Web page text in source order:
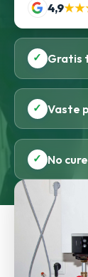
4,9
✓ Gratis
✓ Vaste
✓ No